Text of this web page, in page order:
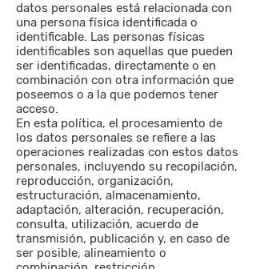
datos personales está relacionada con
una persona física identificada o
identificable. Las personas físicas
identificables son aquellas que pueden
ser identificadas, directamente o en
combinación con otra información que
poseemos o a la que podemos tener
acceso.
En esta política, el procesamiento de
los datos personales se refiere a las
operaciones realizadas con estos datos
personales, incluyendo su recopilación,
reproducción, organización,
estructuración, almacenamiento,
adaptación, alteración, recuperación,
consulta, utilización, acuerdo de
transmisión, publicación y, en caso de
ser posible, alineamiento o